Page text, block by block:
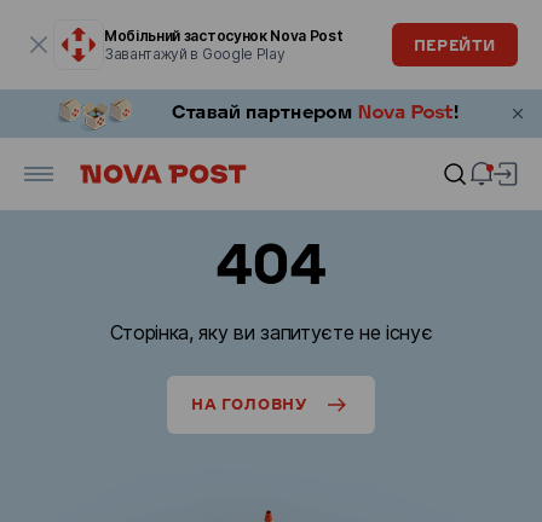
Мобільний застосунок Nova Post
Завантажуй в Google Play
ПЕРЕЙТИ
404
Сторінка, яку ви запитуєте не існує
НА ГОЛОВНУ